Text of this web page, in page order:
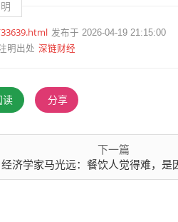
发布于 2026-04-19 21:15:00
明出处 深链财经
读 分享
下一篇
济学家马光远：餐饮人觉得难，是因为一直在